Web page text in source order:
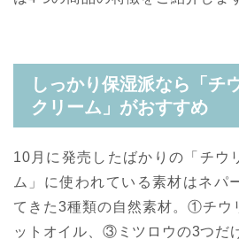
しっかり保湿派なら「チ
クリーム」がおすすめ
10月に発売したばかりの「チウ
ム」に使われている素材はネパ
てきた3種類の自然素材。①チウ
ットオイル、③ミツロウの3つだ